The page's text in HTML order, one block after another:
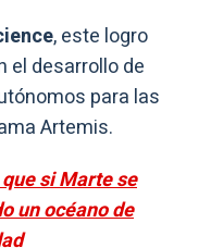
, este logro
el desarrollo de
para las
Artemis.
si Marte se
un océano de